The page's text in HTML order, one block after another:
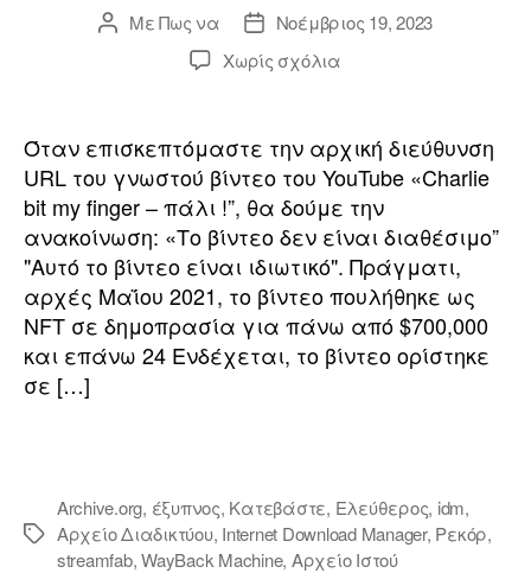
ο
o
l
Συντάκτης
ανάρτησης
ΜεΠως να
Ημερομηνία
ανάρτησης
Νοέμβριος 19, 2023
Χωρίς σχόλιαεπί
κατεβάσετε
τα
βίντεο
του
Archive.org
ΔΩΡΕΑΝ
με
το
WayBack
Machine
Όταν επισκεπτόμαστε την αρχική διεύθυνση
URL του γνωστού βίντεο του YouTube «Charlie
bit my finger – πάλι !”, θα δούμε την
ανακοίνωση: «Το βίντεο δεν είναι διαθέσιμο”
"Αυτό το βίντεο είναι ιδιωτικό". Πράγματι,
αρχές Μαΐου 2021, το βίντεο πουλήθηκε ως
NFT σε δημοπρασία για πάνω από $700,000
και επάνω 24 Ενδέχεται, το βίντεο ορίστηκε
σε […]
Ετικέτες
Archive.org, έξυπνος, Κατεβάστε, Ελεύθερος, idm,
Αρχείο Διαδικτύου, Internet Download Manager, Ρεκόρ,
streamfab,WayBack Machine, Αρχείο Ιστού